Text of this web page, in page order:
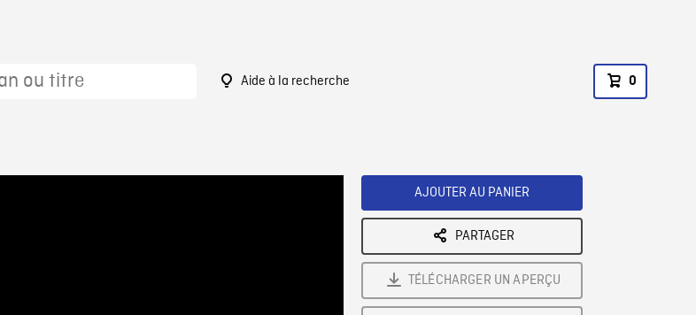
Aide à la recherche 0
AJOUTER AU PANIER
PARTAGER
TÉLÉCHARGER UN APERÇU